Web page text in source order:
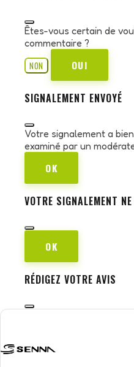
Êtes-vous certain de
commentaire ?
NON
OUI
SIGNALEMENT ENVOYÉ
Votre signalement a
examiné par un
OK
VOTRE SIGNALEMENT
OK
RÉDIGEZ VOTRE AVIS